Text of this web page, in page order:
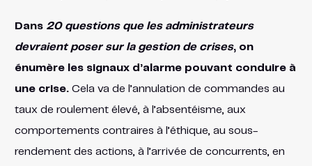
Dans 20 questions que les administrateurs
devraient poser sur la gestion de crises, on
énumère les signaux d’alarme pouvant conduire à
une crise.Cela va de l’annulation de commandes au
taux de roulement élevé, à l’absentéisme, aux
comportements contraires à l’éthique, au sous-
rendement des actions, à l’arrivée de concurrents, en